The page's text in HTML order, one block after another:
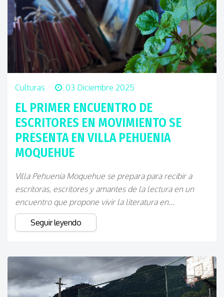
Culturas 03 Diciembre 2025
EL PRIMER ENCUENTRO DE
ESCRITORES EN MOVIMIENTO SE
PRESENTA EN VILLA PEHUENIA
MOQUEHUE
Villa Pehuenia Moquehue se prepara para recibir a
escritoras, escritores y amantes de la lectura en un
encuentro que propone vivir la literatura en...
Seguir leyendo